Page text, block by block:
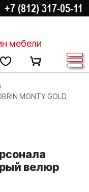
+7 (812) 317-05-11
мебели
велюр